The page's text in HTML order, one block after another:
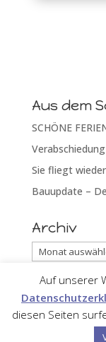
Aus dem
SCHÖNE
Sie fliegt wieder
Bauupdate –
Archiv
Archiv
Designed
Auf unserer
diesen Seiten